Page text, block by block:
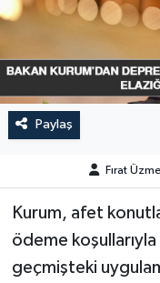
Paylaş
Fırat
Kurum, afet
ödeme
geçmişteki
MAGAZİN
MEDYA
ÖZEL HABER
SİYASET